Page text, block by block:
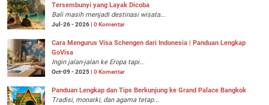
Tersembunyi yang Layak Dicoba
Bali masih menjadi destinasi wisata...
Jul-26 - 2026 | 0 Komentar
Cara Mengurus Visa Schengen dari Indonesia | Panduan Lengkap
GoVisa
Ingin jalan-jalan ke Eropa tapi...
Oct-09 - 2025 | 0 Komentar
Panduan Lengkap dan Tips Berkunjung ke Grand Palace Bangkok
Tradisi, monarki, dan agama tetap...